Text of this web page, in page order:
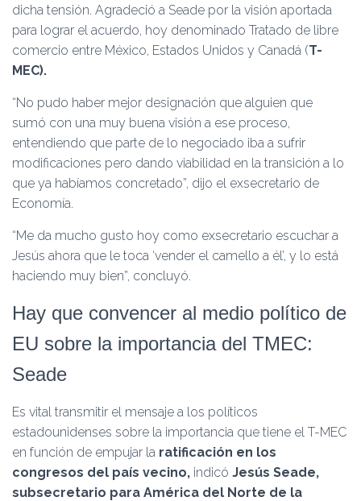
dicha tensión. Agradeció a Seade por la visión aportada
para lograr el acuerdo, hoy denominado Tratado de libre
comercio entre México, Estados Unidos y Canadá (T-
MEC).
“No pudo haber mejor designación que alguien que
sumó con una muy buena visión a ese proceso,
entendiendo que parte de lo negociado iba a sufrir
modificaciones pero dando viabilidad en la transición a lo
que ya habíamos concretado”, dijo el exsecretario de
Economía.
“Me da mucho gusto hoy como exsecretario escuchar a
Jesús ahora que le toca ‘vender el camello a él’, y lo está
haciendo muy bien”, concluyó.
Hay que convencer al medio político de
EU sobre la importancia del TMEC:
Seade
Es vital transmitir el mensaje a los políticos
estadounidenses sobre la importancia que tiene el T-MEC
en función de empujar la ratificación en los
congresos del país vecino, indicó Jesús Seade,
subsecretario para América del Norte de la